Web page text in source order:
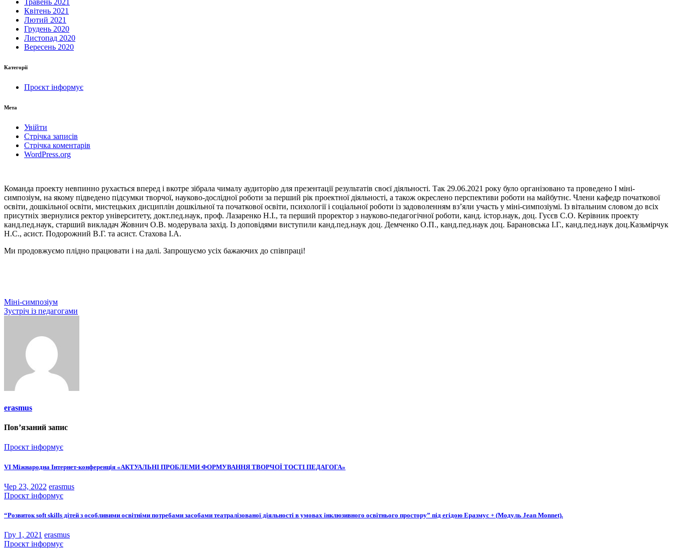
Квітень 2021
Лютий 2021
Грудень 2020
Листопад 2020
Вересень 2020
Категорії
Проєкт інформує
Мета
Увійти
Стрічка записів
Стрічка коментарів
WordPress.org
Команда проекту невпинно рухається вперед і вкотре зібрала чималу аудиторію для презентації результатів своєї діяльності. Так 29.06.2021 року було організовано та проведено І міні-
симпозіум, на якому підведено підсумки творчої, науково-дослідної роботи за перший рік проектної діяльності, а також окреслено перспективи роботи на майбутнє. Члени кафедр початкової
освіти, дошкільної освіти, мистецьких дисциплін дошкільної та початкової освіти, психології і соціальної роботи із задоволенням вз’яли участь у міні-симпозіумі. Із вітальним словом до всіх
присутніх звернулися ректор університету, докт.пед.наук, проф. Лазаренко Н.І., та перший проректор з науково-педагогічної роботи, канд. істор.наук, доц. Гусєв С.О. Керівник проекту
канд.пед.наук, старший викладач Жовнич О.В. модерувала захід. Із доповідями виступили канд.пед.наук доц. Демченко О.П., канд.пед.наук доц. Барановська І.Г., канд.пед.наук доц.Казьмірчук
Н.С., асист. Подорожний В.Г. та асист. Стахова І.А.
Ми продовжуємо плідно працювати і на далі. Запрошуємо усіх бажаючих до співпраці!
Навігація
записів
Міні-симпозіум
Зустріч із педагогами
erasmus
Пов’язаний запис
Проєкт інформує
VІ Міжнародна Інтернет-конференція «АКТУАЛЬНІ ПРОБЛЕМИ ФОРМУВАННЯ ТВОРЧОЇ ТОСТІ ПЕДАГОГА»
Чер 23, 2022 erasmus
Проєкт інформує
“Розвиток soft skills дітей з особливими освітніми потребами засобами театралізованої діяльності в умовах інклюзивного освітнього простору” під егідою Еразмус + (Модуль Jean Monnet).
Гру 1, 2021 erasmus
Проєкт інформує